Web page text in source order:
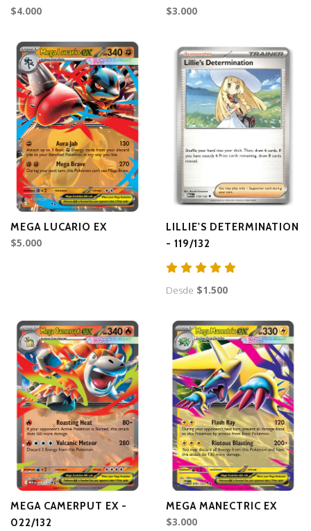
$4.000
$3.000
MEGA LUCARIO EX
$5.000
LILLIE'S DETERMINATION
- 119/132
Desde $1.500
MEGA CAMERPUT EX -
022/132
MEGA MANECTRIC EX
$3.000